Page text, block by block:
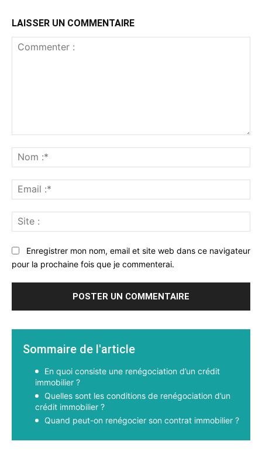
LAISSER UN COMMENTAIRE
:*
:*
:
Enregistrer mon nom, email et site web dans ce navigateur
pour la prochaine fois que je commenterai.
Sommaire de l'article
En quoi consiste une renégociation d’un crédit
immobilier ?
Quelles sont les conditions de renégociation d’un
crédit immobilier ?
Quand peut-on renégocier son contrat immobilier ?